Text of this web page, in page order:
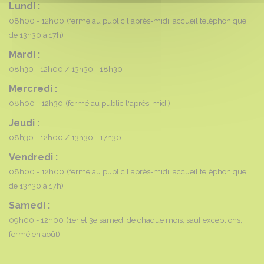
Lundi :
08h00 - 12h00 (fermé au public l'après-midi, accueil téléphonique
de 13h30 à 17h)
Mardi :
08h30 - 12h00 13h30 - 18h30
Mercredi :
08h00 - 12h30 (fermé au public l'après-midi)
Jeudi :
08h30 - 12h00 13h30 - 17h30
Vendredi :
08h00 - 12h00 (fermé au public l'après-midi, accueil téléphonique
de 13h30 à 17h)
Samedi :
09h00 - 12h00 (1er et 3e samedi de chaque mois, sauf exceptions,
fermé en août)